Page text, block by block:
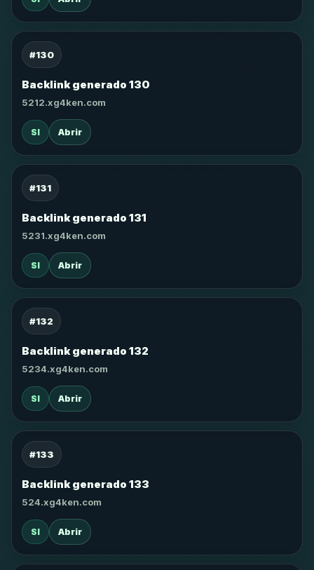
#130
Backlink generado 130
5212.xg4ken.com
SI Abrir
#131
Backlink generado 131
5231.xg4ken.com
SI Abrir
#132
Backlink generado 132
5234.xg4ken.com
SI Abrir
#133
Backlink generado 133
524.xg4ken.com
SI Abrir